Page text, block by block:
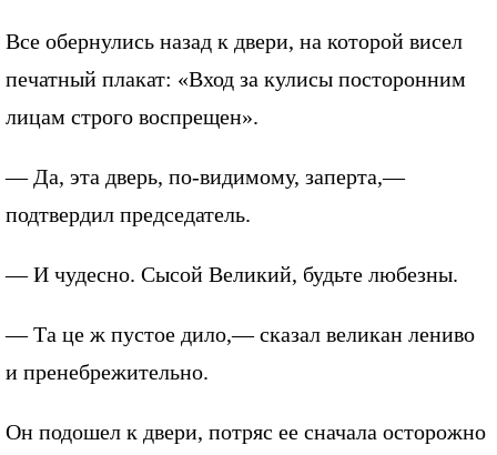
Все обернулись назад к двери, на которой висел
печатный плакат: «Вход за кулисы посторонним
лицам строго воспрещен».
— Да, эта дверь, по-видимому, заперта,—
подтвердил председатель.
— И чудесно. Сысой Великий, будьте любезны.
— Та це ж пустое дило,— сказал великан лениво
и пренебрежительно.
Он подошел к двери, потряс ее сначала осторожно